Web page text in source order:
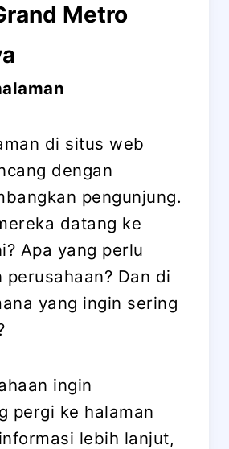
Metro
di situs web
dengan
pengunjung.
datang ke
Apa yang perlu
perusahaan? Dan di
yang ingin sering
ingin
pergi ke halaman
lebih lanjut,